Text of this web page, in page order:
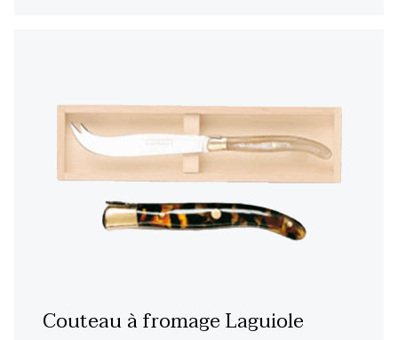
Couteau à fromage Laguiole